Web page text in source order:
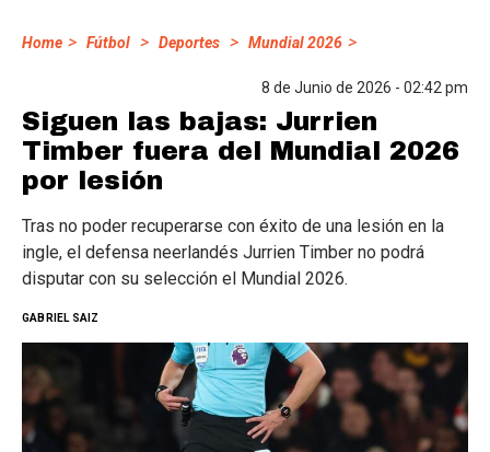
Home > Fútbol > Deportes > Mundial 2026 >
8 de Junio de 2026 - 02:42 pm
Siguen las bajas: Jurrien
Timber fuera del Mundial 2026
por lesión
Tras no poder recuperarse con éxito de una lesión en la
ingle, el defensa neerlandés Jurrien Timber no podrá
disputar con su selección el Mundial 2026.
GABRIEL SAIZ